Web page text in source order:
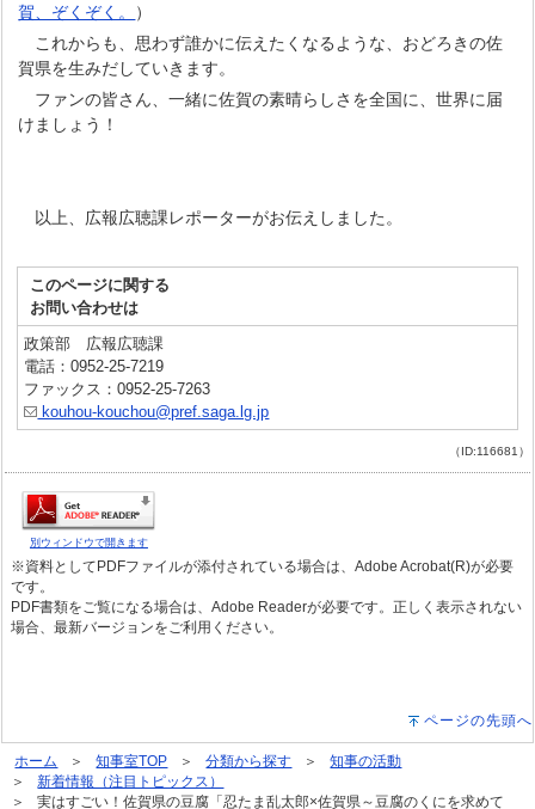
賀、ぞくぞく。 ）
これからも、思わず誰かに伝えたくなるような、おどろきの佐
賀県を生みだしていきます。
ファンの皆さん、一緒に佐賀の素晴らしさを全国に、世界に届
けましょう！
以上、広報広聴課レポーターがお伝えしました。
このページに関する
お問い合わせは
政策部 広報広聴課
電話：0952-25-7219
ファックス：0952-25-7263
kouhou-kouchou@pref.saga.lg.jp
（ID:116681）
別ウィンドウで開きます
※資料としてPDFファイルが添付されている場合は、Adobe Acrobat(R)が必要
です。
PDF書類をご覧になる場合は、Adobe Readerが必要です。正しく表示されない
場合、最新バージョンをご利用ください。
ページの先頭へ
ホーム 知事室TOP 分類から探す
知事の活動
新着情報（注目トピックス）
実はすごい！佐賀県の豆腐「忍たま乱太郎×佐賀県～豆腐のくにを求めて